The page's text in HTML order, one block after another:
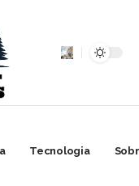
Tecnologia